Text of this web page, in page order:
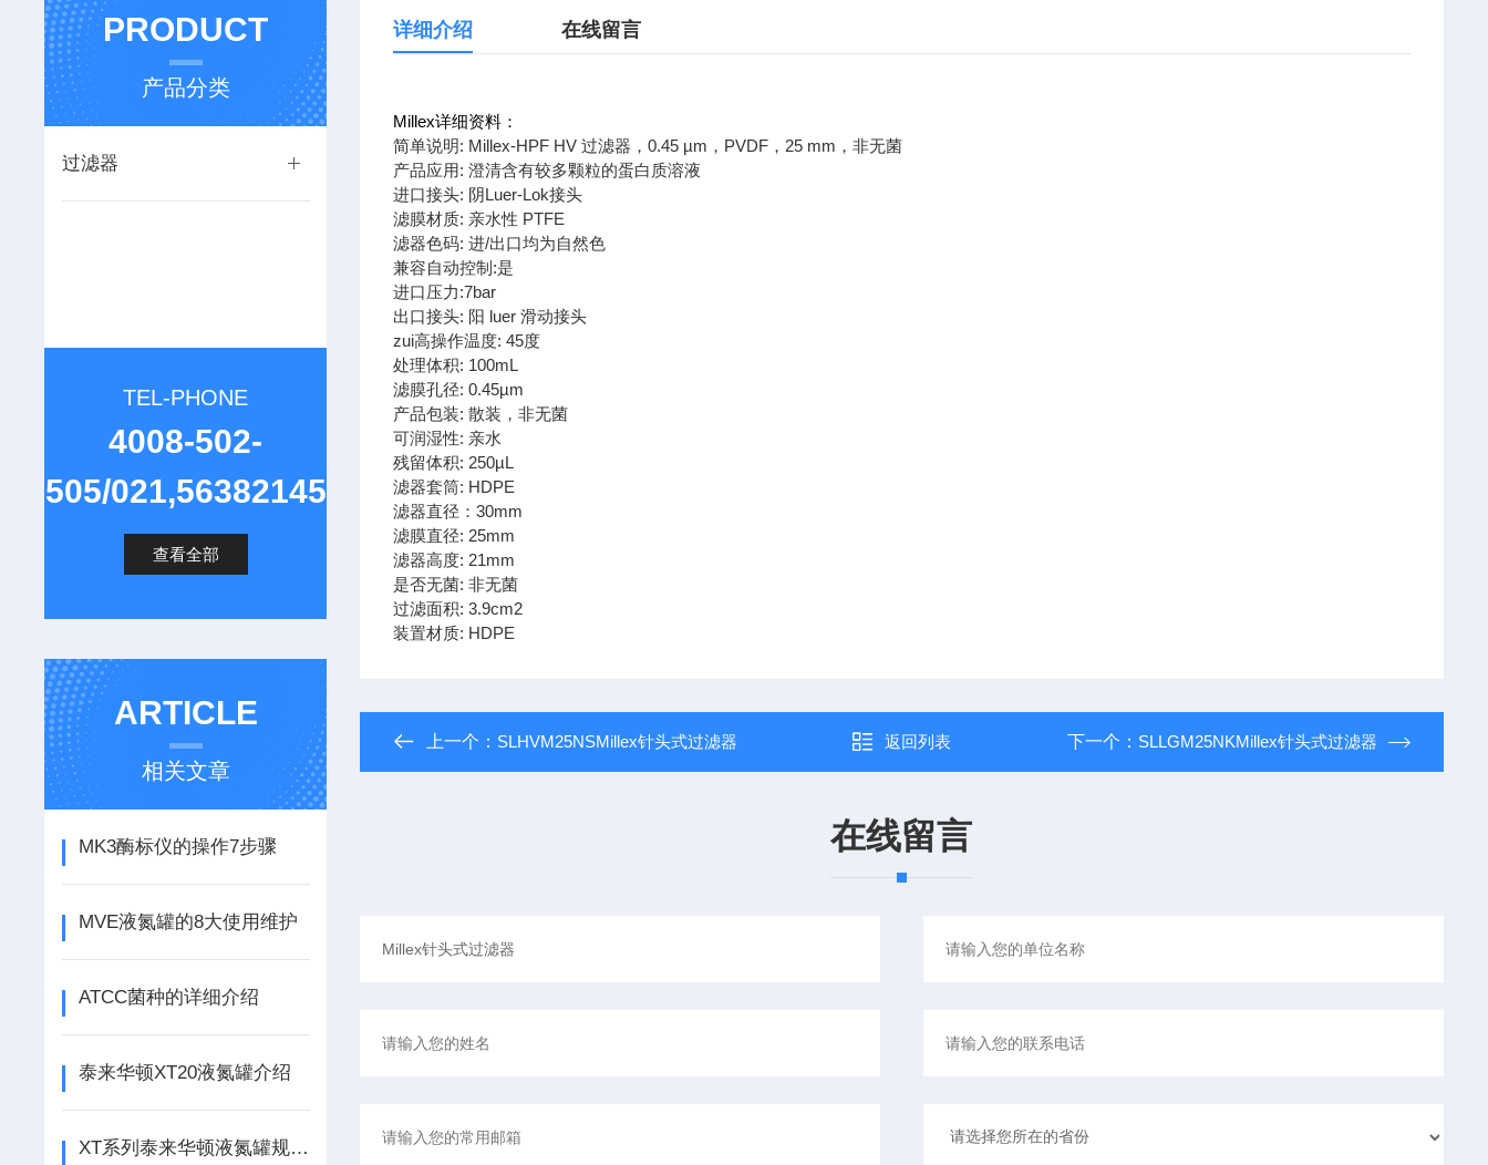
PRODUCT
产品分类
过滤器
TEL-PHONE
4008-502-
505/021,56382145
查看全部
ARTICLE
相关文章
MK3酶标仪的操作7步骤
MVE液氮罐的8大使用维护
ATCC菌种的详细介绍
泰来华顿XT20液氮罐介绍
XT系列泰来华顿液氮罐规格及贮存量介绍
详细介绍 在线留言
Millex详细资料：
简单说明: Millex-HPF HV 过滤器，0.45 µm，PVDF，25 mm，非无菌
产品应用: 澄清含有较多颗粒的蛋白质溶液
进口接头: 阴Luer-Lok接头
滤膜材质: 亲水性 PTFE
滤器色码: 进/出口均为自然色
兼容自动控制:是
进口压力:7bar
出口接头: 阳 luer 滑动接头
zui高操作温度: 45度
处理体积: 100mL
滤膜孔径: 0.45µm
产品包装: 散装，非无菌
可润湿性: 亲水
残留体积: 250µL
滤器套筒: HDPE
滤器直径：30mm
滤膜直径: 25mm
滤器高度: 21mm
是否无菌: 非无菌
过滤面积: 3.9cm2
装置材质: HDPE
上一个： SLHVM25NSMillex针头式过滤器 返回列表 下一个： SLLGM25NKMillex针头式过滤器
在线留言